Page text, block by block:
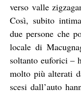
verso valle
Così, subito
due persone che
locale di
soltanto euforici –
molto più alterati
scesi dall’auto